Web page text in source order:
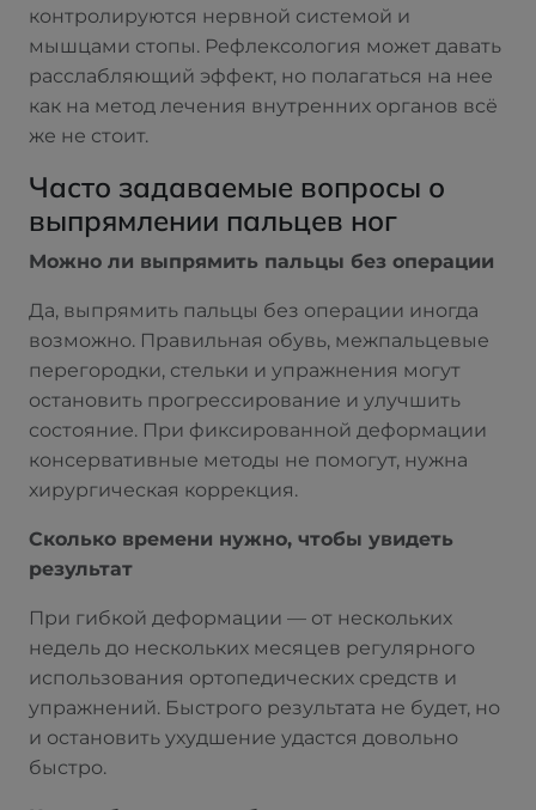
контролируются нервной системой и
мышцами стопы. Рефлексология может давать
расслабляющий эффект, но полагаться на нее
как на метод лечения внутренних органов всё
же не стоит.
Часто задаваемые вопросы о
выпрямлении пальцев ног
Можно ли выпрямить пальцы без операции
Да, выпрямить пальцы без операции иногда
возможно. Правильная обувь, межпальцевые
перегородки, стельки и упражнения могут
остановить прогрессирование и улучшить
состояние. При фиксированной деформации
консервативные методы не помогут, нужна
хирургическая коррекция.
Сколько времени нужно, чтобы увидеть
результат
При гибкой деформации — от нескольких
недель до нескольких месяцев регулярного
использования ортопедических средств и
упражнений. Быстрого результата не будет, но
и остановить ухудшение удастся довольно
быстро.